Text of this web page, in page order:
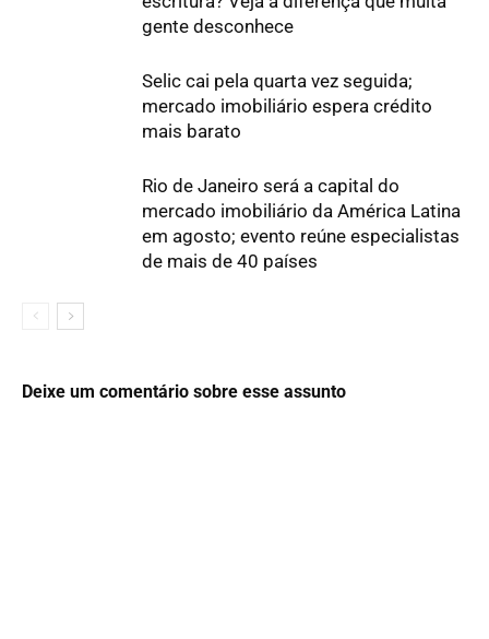
gente desconhece
Selic cai pela quarta vez seguida;
mercado imobiliário espera crédito
mais barato
Rio de Janeiro será a capital do
mercado imobiliário da América Latina
em agosto; evento reúne especialistas
de mais de 40 países
Deixe um comentário sobre esse assunto